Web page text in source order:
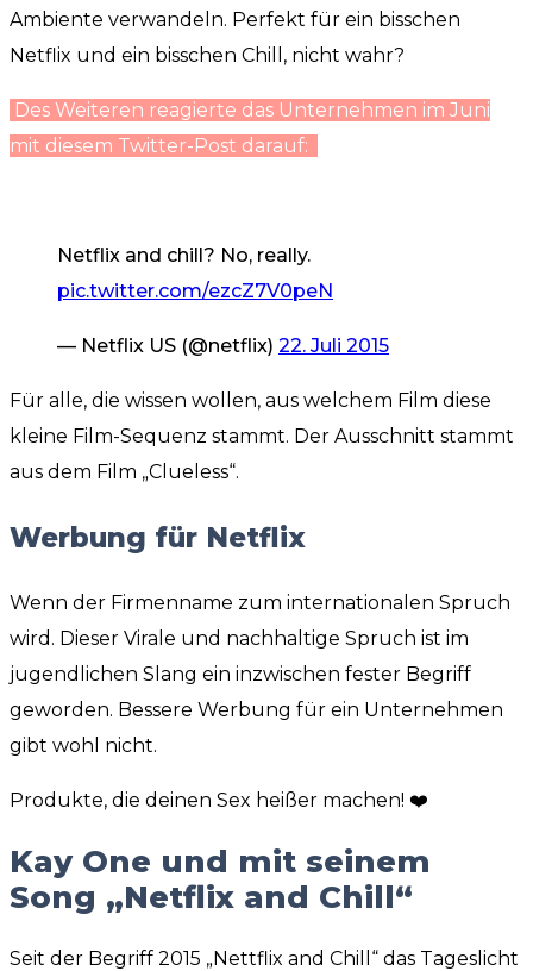
Ambiente verwandeln. Perfekt für ein bisschen
Netflix und ein bisschen Chill, nicht wahr?
Des Weiteren reagierte das Unternehmen im Juni
mit diesem Twitter-Post darauf:
Netflix and chill? No, really.
pic.twitter.com/ezcZ7V0peN
— Netflix US (@netflix) 22. Juli 2015
Für alle, die wissen wollen, aus welchem Film diese
kleine Film-Sequenz stammt. Der Ausschnitt stammt
aus dem Film „Clueless“.
Werbung für Netflix
Wenn der Firmenname zum internationalen Spruch
wird. Dieser Virale und nachhaltige Spruch ist im
jugendlichen Slang ein inzwischen fester Begriff
geworden. Bessere Werbung für ein Unternehmen
gibt wohl nicht.
Produkte, die deinen Sex heißer machen! ❤️
Kay One und mit seinem
Song „Netflix and Chill“
Seit der Begriff 2015 „Nettflix and Chill“ das Tageslicht